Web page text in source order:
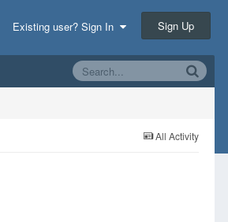
Existing user? Sign In Sign Up
All Activity